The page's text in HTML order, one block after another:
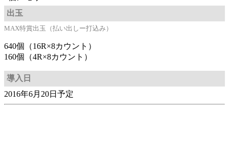
出玉
MAX特賞出玉（払い出しー打込み）
640個（16R×8カウント）
160個（4R×8カウント）
導入日
2016年6月20日予定